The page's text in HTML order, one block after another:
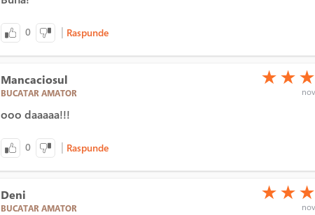
0 | Raspunde
Mancaciosul
BUCATAR AMATOR
(*)
★ (*)
★ (*)
★
ooo daaaaa!!!
0 | Raspunde
Deni
BUCATAR AMATOR
(*)
★ (*)
★ (*)
★